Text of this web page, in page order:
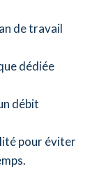
de travail
dédiée
débit
pour éviter